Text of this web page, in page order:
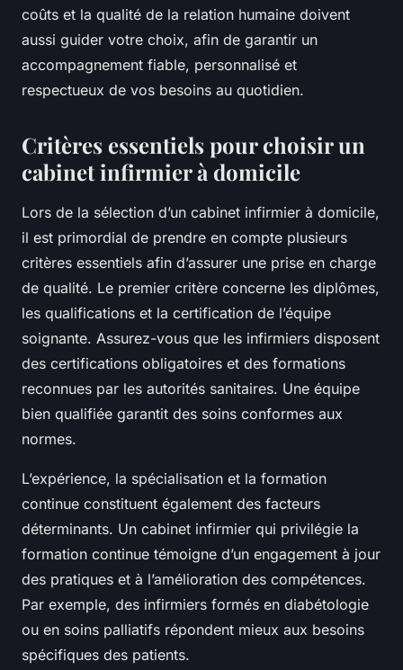
coûts et la qualité de la relation humaine doivent
aussi guider votre choix, afin de garantir un
accompagnement fiable, personnalisé et
respectueux de vos besoins au quotidien.
Critères essentiels pour choisir un
cabinet infirmier à domicile
Lors de la sélection d’un cabinet infirmier à domicile,
il est primordial de prendre en compte plusieurs
critères essentiels afin d’assurer une prise en charge
de qualité. Le premier critère concerne les diplômes,
les qualifications et la certification de l’équipe
soignante. Assurez-vous que les infirmiers disposent
des certifications obligatoires et des formations
reconnues par les autorités sanitaires. Une équipe
bien qualifiée garantit des soins conformes aux
normes.
L’expérience, la spécialisation et la formation
continue constituent également des facteurs
déterminants. Un cabinet infirmier qui privilégie la
formation continue témoigne d’un engagement à jour
des pratiques et à l’amélioration des compétences.
Par exemple, des infirmiers formés en diabétologie
ou en soins palliatifs répondent mieux aux besoins
spécifiques des patients.